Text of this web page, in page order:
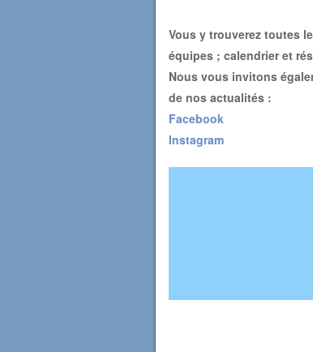
Vous y trouverez toutes
équipes ; calendrier et
Nous vous invitons
de nos actualités :
Facebook
Instagram